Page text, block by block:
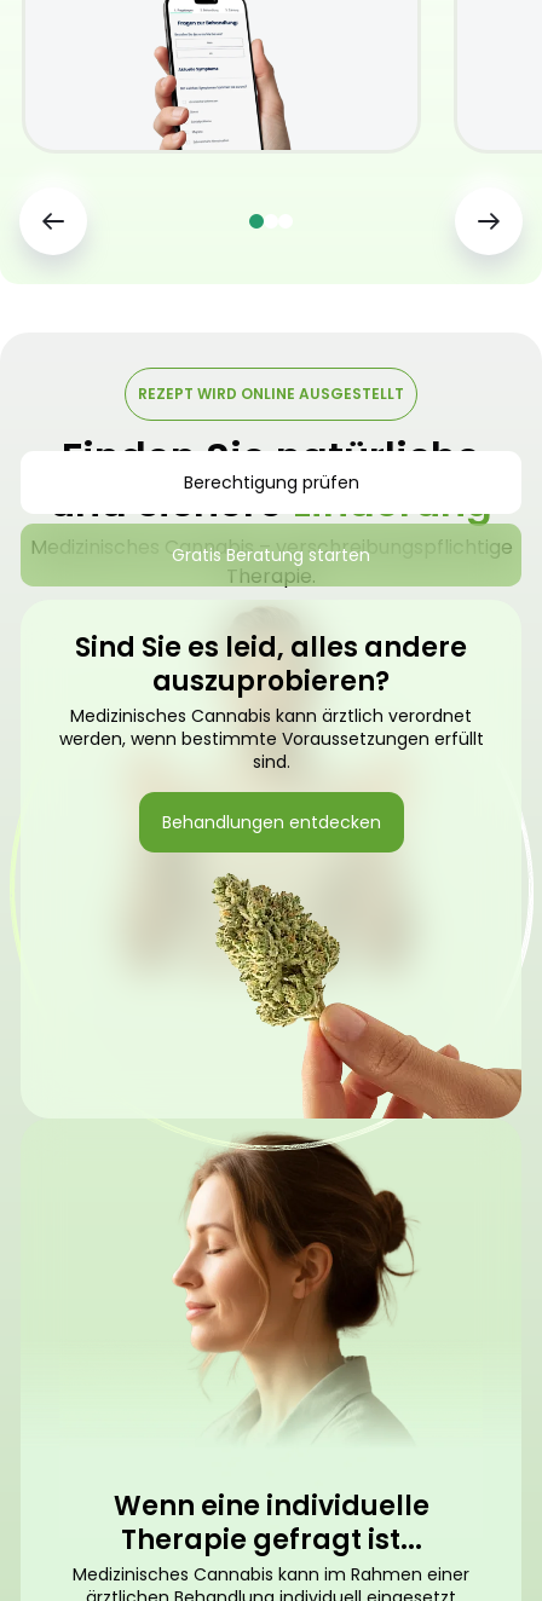
REZEPT WIRD ONLINE AUSGESTELLT
Finden Sie natürliche
und sichereLinderung
Medizinisches Cannabis – verschreibungspflichtige
Therapie.
Berechtigung prüfen
Gratis Beratung starten
Sind Sie es leid, alles andere
auszuprobieren?
Medizinisches Cannabis kann ärztlich verordnet
werden, wenn bestimmte Voraussetzungen erfüllt
sind.
Behandlungen entdecken
Wenn eine individuelle
Therapie gefragt ist...
Medizinisches Cannabis kann im Rahmen einer